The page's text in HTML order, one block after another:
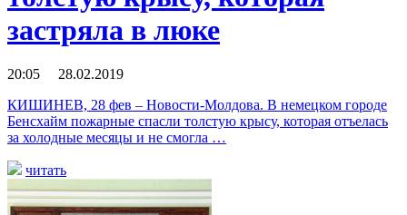
застряла в люке
20:05 28.02.2019
КИШИНЕВ, 28 фев – Новости-Молдова. В немецком городе
Бенсхайм пожарные спасли толстую крысу, которая отъелась
за холодные месяцы и не смогла …
читать